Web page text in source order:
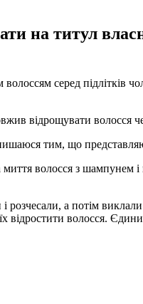
на титул
серед підлітків
відрощувати волосся
тим, що
волосся з
а потім
волосся.